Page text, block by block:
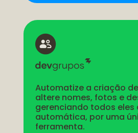
Automatize a criação
altere nomes, fotos e
gerenciando todos eles
automática, por uma
ferramenta.